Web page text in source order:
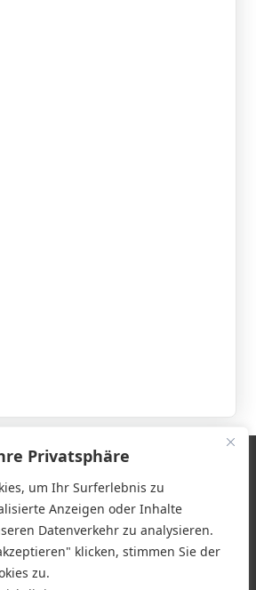
Privatsphäre
um Ihr Surferlebnis zu
Anzeigen oder Inhalte
Datenverkehr zu analysieren.
klicken, stimmen Sie der
zu.
Impressum